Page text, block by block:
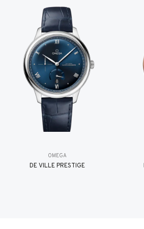
OMEGA
DE VILLE PRESTIGE